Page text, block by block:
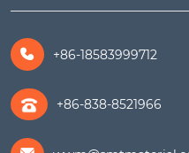
 +86-18583999712
+86-838-8521966